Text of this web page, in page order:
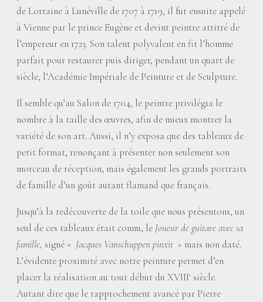
de Lorraine à Lunéville de 1707 à 1719, il fut ensuite appelé
à Vienne par le prince Eugène et devint peintre attitré de
l’empereur en 1723. Son talent polyvalent en fit l’homme
parfait pour restaurer puis diriger, pendant un quart de
siècle, l’Académie Impériale de Peinture et de Sculpture.
Il semble qu’au Salon de 1704, le peintre privilégia le
nombre à la taille des œuvres, afin de mieux montrer la
variété de son art. Aussi, il n’y exposa que des tableaux de
petit format, renonçant à présenter non seulement son
morceau de réception, mais également les grands portraits
de famille d’un goût autant flamand que français.
Jusqu’à la redécouverte de la toile que nous présentons, un
seul de ces tableaux était connu, le Joueur de guitare avec sa
famille, signé « Jacques Vanschuppen pinxit » mais non daté.
L’évidente proximité avec notre peinture permet d’en
placer la réalisation au tout début du XVIIIe siècle.
Autant dire que le rapprochement avancé par Pierre